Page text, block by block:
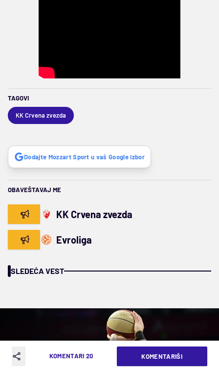
TAGOVI
KK Crvena zvezda
Dodajte Mozzart Sport u vaš Google izbor
OBAVEŠTAVAJ ME
KK Crvena zvezda
Evroliga
SLEDEĆA VEST
KOMENTARI 20 KOMENTARIŠI